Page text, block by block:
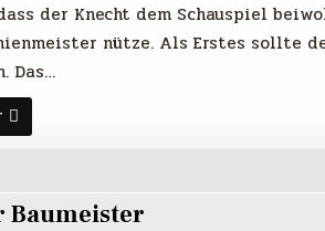
der Knecht dem Schauspiel
nütze. Als Erstes sollte
Das…
10.
Der
Blender
Fähige
Baumeister